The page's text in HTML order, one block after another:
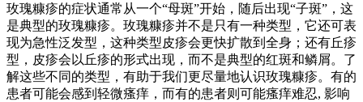
玫瑰糠疹的症状通常从一个“母斑”开始，随后出现“子斑”，这
是典型的玫瑰糠疹。玫瑰糠疹并不是只有一种类型，它还可表
现为急性泛发型，这种类型皮疹会更快扩散到全身；还有丘疹
型，皮疹会以丘疹的形式出现，而不是典型的红斑和鳞屑。了
解这些不同的类型，有助于我们更尽量地认识玫瑰糠疹。有的
患者可能会感到轻微瘙痒，而有的患者则可能瘙痒难忍, 影响